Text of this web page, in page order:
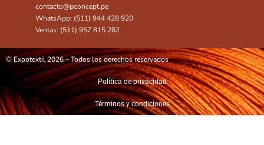
contacto@pconcept.pe
WhatsApp: (511) 944 428 920
Ventas: (511) 957 815 282
© Expotextil 2026 – Todos los derechos reservados
Política de privacidad
Términos y condiciones